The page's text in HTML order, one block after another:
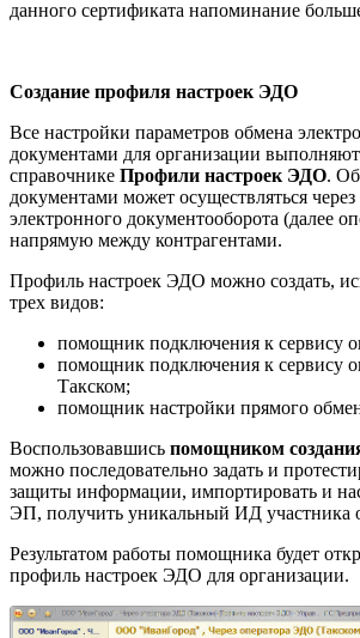
данного сертификата напоминание
Создание профиля настроек ЭДО
Все настройки параметров обмена
документами для организации
справочнике Профили настроек ЭДО.
документами может осуществляться через
электронного документооборота (далее
напрямую между контрагентами.
Профиль настроек ЭДО можно создать,
трех видов:
помощник подключения к сервису
помощник подключения к сервису
Такском;
помощник настройки прямого
Воспользовавшись помощником
можно последовательно задать и
защиты информации, импортировать и
ЭП, получить уникальный ИД участника
Результатом работы помощника будет
профиль настроек ЭДО для организации.